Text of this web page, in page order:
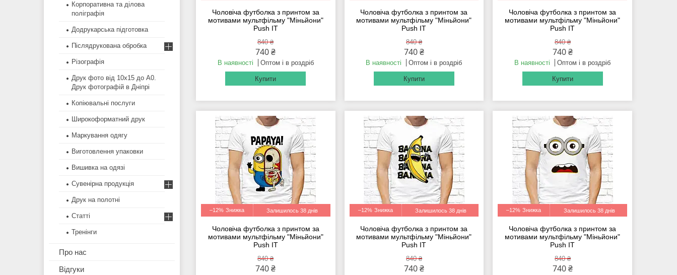
Чоловіча футболка з принтом за
мотивами мультфільму "Міньйони"
Push IT
840 ₴
740 ₴
В наявності Оптом і в роздріб
Купити
Чоловіча футболка з принтом за
мотивами мультфільму "Міньйони"
Push IT
840 ₴
740 ₴
В наявності Оптом і в роздріб
Купити
Чоловіча футболка з принтом за
мотивами мультфільму "Міньйони"
Push IT
840 ₴
740 ₴
В наявності Оптом і в роздріб
Купити
–12% Залишилось 38 днів
Чоловіча футболка з принтом за
мотивами мультфільму "Міньйони"
Push IT
840 ₴
740 ₴
–12% Залишилось 38 днів
Чоловіча футболка з принтом за
мотивами мультфільму "Міньйони"
Push IT
840 ₴
740 ₴
–12% Залишилось 38 днів
Чоловіча футболка з принтом за
мотивами мультфільму "Міньйони"
Push IT
840 ₴
740 ₴
Корпоративна та ділова
поліграфія
Додрукарська підготовка
Післядрукована обробка
Різографія
Друк фото від 10х15 до А0.
Друк фотографій в Дніпрі
Копіювальні послуги
Широкоформатний друк
Маркування одягу
Виготовлення упаковки
Вишивка на одязі
Сувенірна продукція
Друк на полотні
Статті
Тренінги
Про нас
Відгуки